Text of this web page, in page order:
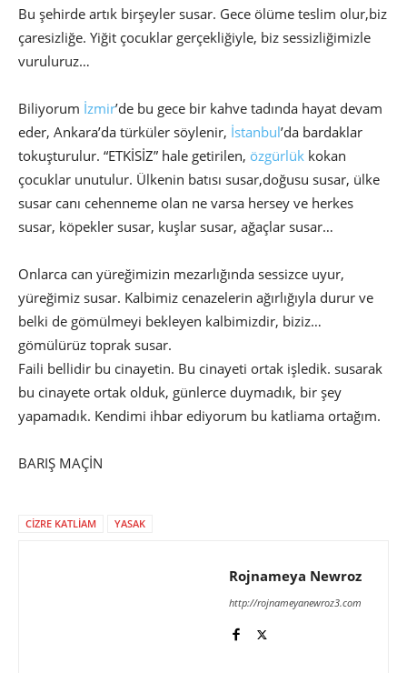
Bu şehirde artık birşeyler susar. Gece ölüme teslim olur,biz
çaresizliğe. Yiğit çocuklar gerçekliğiyle, biz sessizliğimizle
vuruluruz…
Biliyorum İzmir’de bu gece bir kahve tadında hayat devam
eder, Ankara’da türküler söylenir, İstanbul’da bardaklar
tokuşturulur. “ETKİSİZ” hale getirilen, özgürlük kokan
çocuklar unutulur. Ülkenin batısı susar,doğusu susar, ülke
susar canı cehenneme olan ne varsa hersey ve herkes
susar, köpekler susar, kuşlar susar, ağaçlar susar…
Onlarca can yüreğimizin mezarlığında sessizce uyur,
yüreğimiz susar. Kalbimiz cenazelerin ağırlığıyla durur ve
belki de gömülmeyi bekleyen kalbimizdir, biziz…
gömülürüz toprak susar.
Faili bellidir bu cinayetin. Bu cinayeti ortak işledik. susarak
bu cinayete ortak olduk, günlerce duymadık, bir şey
yapamadık. Kendimi ihbar ediyorum bu katliama ortağım.
BARIŞ MAÇİN
CİZRE KATLİAM YASAK
Rojnameya Newroz
http://rojnameyanewroz3.com